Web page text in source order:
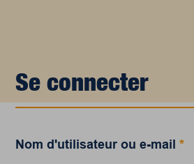
Se connecter
Nom d'utilisateur ou e-mail*